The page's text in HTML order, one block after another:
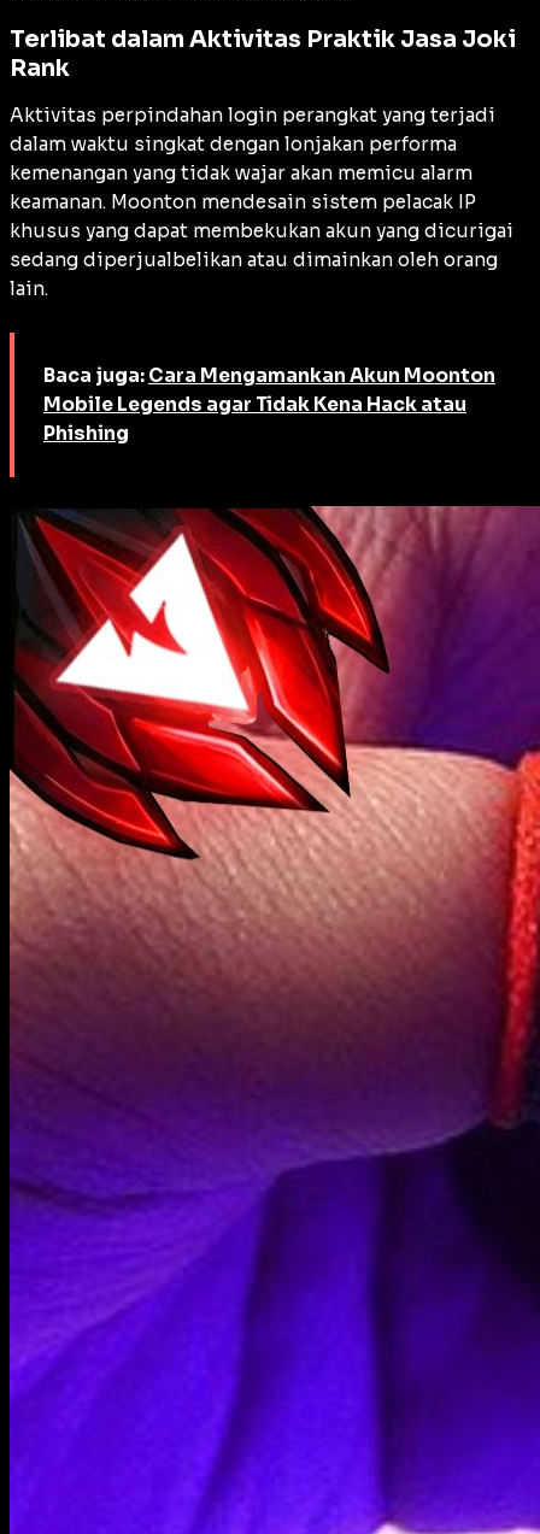
Terlibat dalam Aktivitas Praktik Jasa Joki
Rank
Aktivitas perpindahan login perangkat yang terjadi
dalam waktu singkat dengan lonjakan performa
kemenangan yang tidak wajar akan memicu alarm
keamanan. Moonton mendesain sistem pelacak IP
khusus yang dapat membekukan akun yang dicurigai
sedang diperjualbelikan atau dimainkan oleh orang
lain.
Baca juga: Cara Mengamankan Akun Moonton
Mobile Legends agar Tidak Kena Hack atau
Phishing